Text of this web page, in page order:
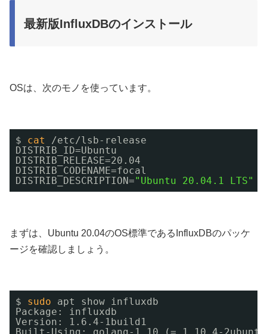
最新版InfluxDBのインストール
OSは、次のモノを使っています。
$ cat
/etc/lsb-release
DISTRIB_ID=Ubuntu
DISTRIB_RELEASE=20.04
DISTRIB_CODENAME=focal
DISTRIB_DESCRIPTION="Ubuntu 20.04.1 LTS"
まずは、Ubuntu 20.04のOS標準であるInfluxDBのパッケ
ージを確認しましょう。
$ sudo
apt show influxdb
Package: influxdb
Version: 1.6.4-1build1